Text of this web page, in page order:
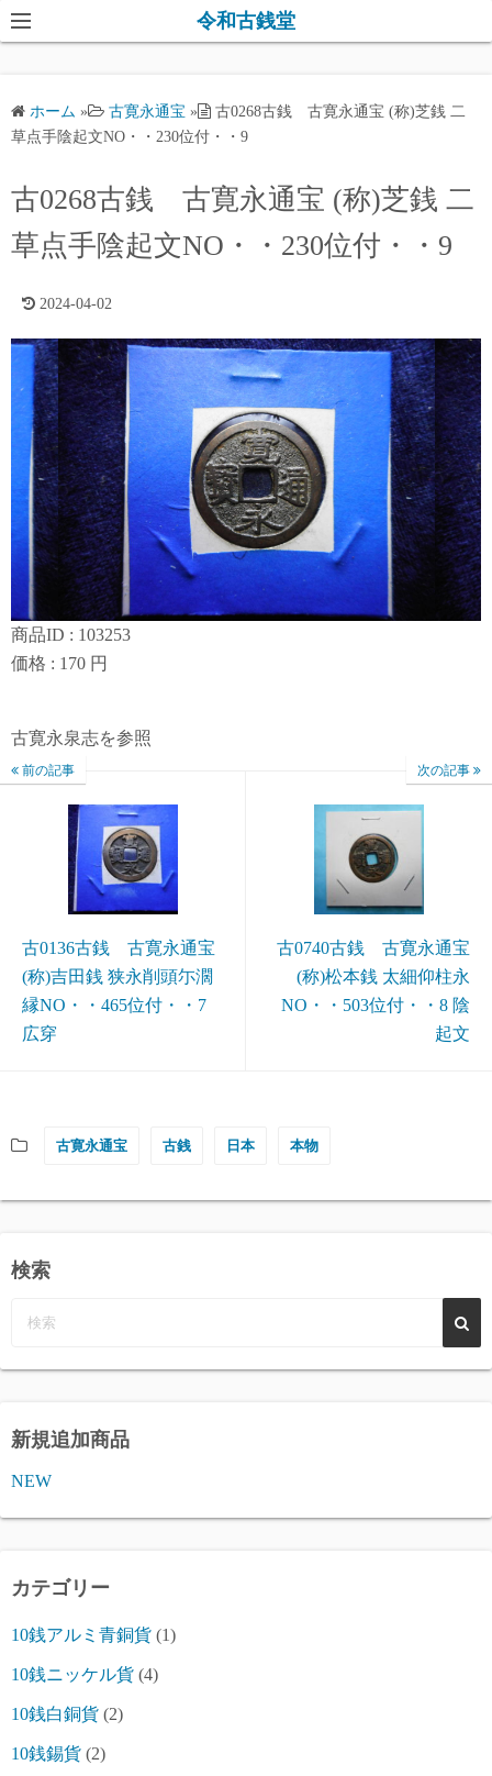
コ
ン
ツ
ッ
令和古銭堂
ホーム » 古寛永通宝 »
古0268古銭 古寛永通宝 (称)芝銭 二
草点手陰起文NO・・230位付・・9
古0268古銭 古寛永通宝 (称)芝銭 二
草点手陰起文NO・・230位付・・9
2024-04-02
商品ID : 103253
価格 : 170 円
古寛永泉志を参照
前の記事
古0136古銭 古寛永通宝
(称)吉田銭 狭永削頭尓濶
縁NO・・465位付・・7
広穿
次の記事
古0740古銭 古寛永通宝
(称)松本銭 太細仰柱永
NO・・503位付・・8 陰
起文
古寛永通宝 古銭 日本 本物
検索
新規追加商品
NEW
カテゴリー
10銭アルミ青銅貨 (1)
10銭ニッケル貨 (4)
10銭白銅貨 (2)
10銭錫貨 (2)